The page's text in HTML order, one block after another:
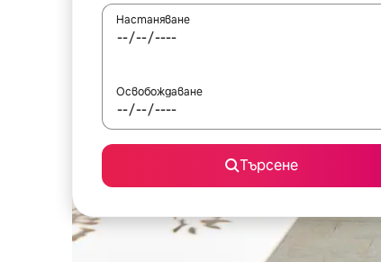
Настаняване
Освобождаване
Търсене